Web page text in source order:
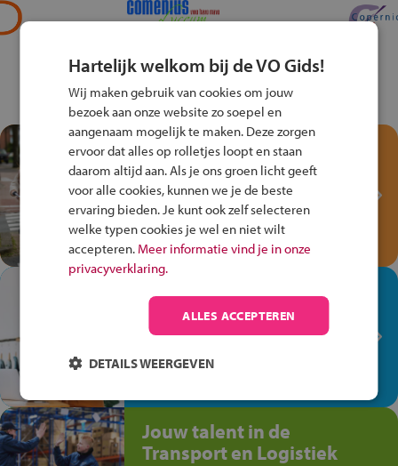
Test je kennis met het
Fiets Veilig
Verkeersspel!
Speel het Fiets Veilig Verkeersspel
en win een Cortina-fiets!
In de winkel ben je op je
plek!
op de winkelvloer, waar elke dag
Jouw talent in de
Transport en Logistiek
Hartelijk welkom bij de VO Gids!
Wij maken gebruik van cookies om jouw
bezoek aan onze website zo soepel en
aangenaam mogelijk te maken. Deze zorgen
ervoor dat alles op rolletjes loopt en staan
daarom altijd aan. Als je ons groen licht geeft
voor alle cookies, kunnen we je de beste
ervaring bieden. Je kunt ook zelf selecteren
welke typen cookies je wel en niet wilt
accepteren. Meer informatie vind je in onze
privacyverklaring.
ALLES ACCEPTEREN
DETAILS WEERGEVEN